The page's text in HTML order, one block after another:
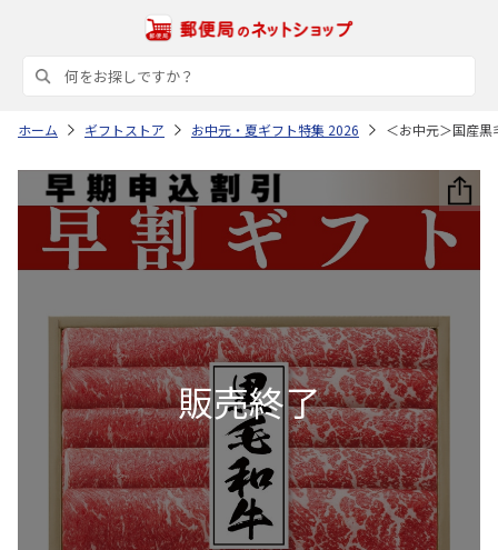
ホーム ギフトストア お中元・夏ギフト特集 2026 ＜お中元＞国産